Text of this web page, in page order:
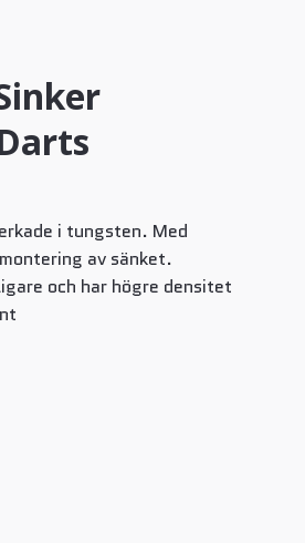
i tungsten. Med
av sänket.
och har högre densitet